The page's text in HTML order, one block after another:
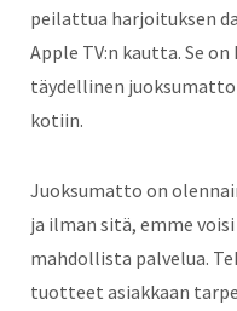
peilattua harjoituksen
Apple TV:n kautta. Se
täydellinen juoksumatto
kotiin.
Juoksumatto on
ja ilman sitä, emme
mahdollista palvelua.
tuotteet asiakkaan